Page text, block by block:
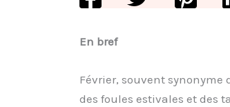
En bref
Février, souvent synonyme
des foules estivales et des